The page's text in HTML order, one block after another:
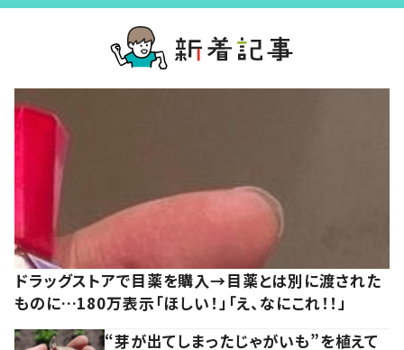
ドラッグストアで目薬を購入→目薬とは別に渡された
ものに…180万表示「ほしい！」「え、なにこれ！！」
“芽が出てしまったじゃがいも”を植えて